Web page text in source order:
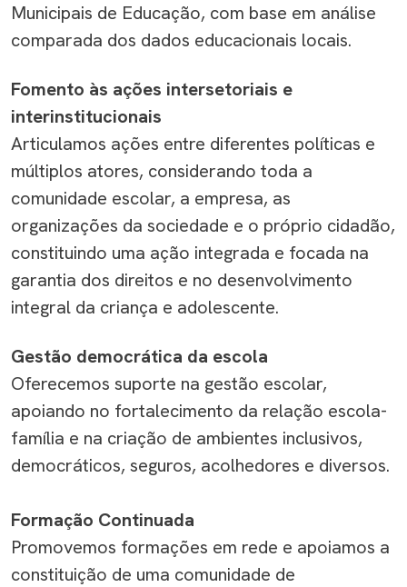
Municipais de Educação, com base em análise
comparada dos dados educacionais locais.
Fomento às ações intersetoriais e
interinstitucionais
Articulamos ações entre diferentes políticas e
múltiplos atores, considerando toda a
comunidade escolar, a empresa, as
organizações da sociedade e o próprio cidadão,
constituindo uma ação integrada e focada na
garantia dos direitos e no desenvolvimento
integral da criança e adolescente.
Gestão democrática da escola
Oferecemos suporte na gestão escolar,
apoiando no fortalecimento da relação escola-
família e na criação de ambientes inclusivos,
democráticos, seguros, acolhedores e diversos.
Formação Continuada
Promovemos formações em rede e apoiamos a
constituição de uma comunidade de